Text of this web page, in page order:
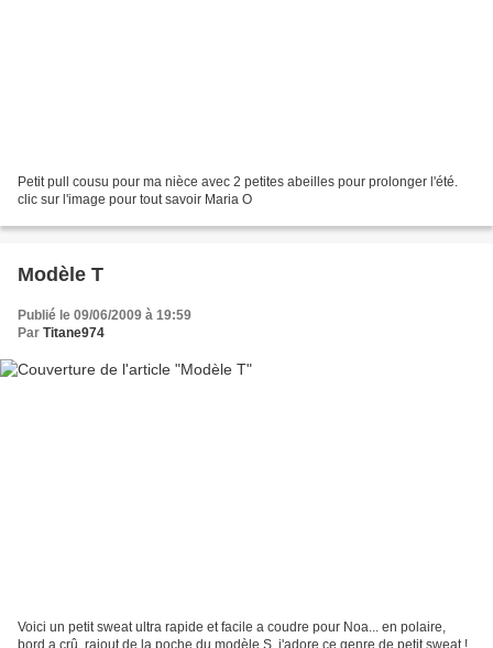
Petit pull cousu pour ma nièce avec 2 petites abeilles pour prolonger l'été.
clic sur l'image pour tout savoir Maria O
Modèle T
Publié le 09/06/2009 à 19:59
Par Titane974
Voici un petit sweat ultra rapide et facile a coudre pour Noa... en polaire,